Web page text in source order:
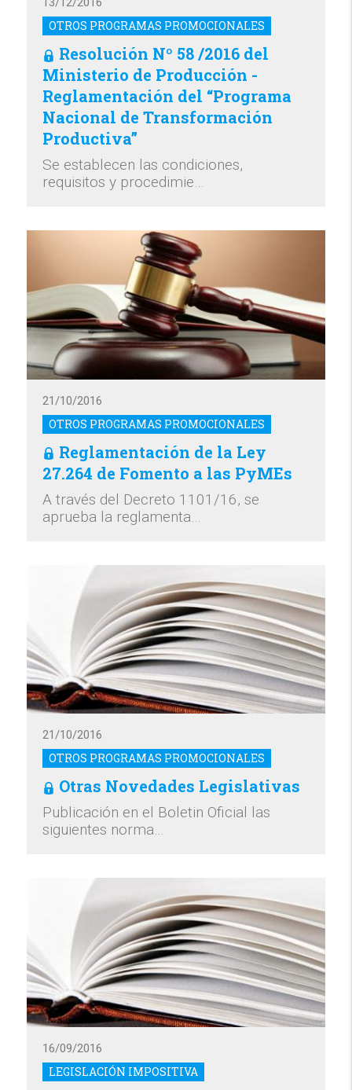
OTROS PROGRAMAS PROMOCIONALES
Resolución Nº 58 /2016 del
Ministerio de Producción -
Reglamentación del “Programa
Nacional de Transformación
Productiva”
Se establecen las condiciones,
requisitos y procedimie…
OTROS PROGRAMAS PROMOCIONALES
21/10/2016
Reglamentación de la Ley
27.264 de Fomento a las PyMEs
A través del Decreto 1101/16, se
aprueba la reglamenta…
OTROS PROGRAMAS PROMOCIONALES
21/10/2016
Otras Novedades Legislativas
Publicación en el Boletin Oficial las
siguientes norma…
LEGISLACIÓN IMPOSITIVA
16/09/2016